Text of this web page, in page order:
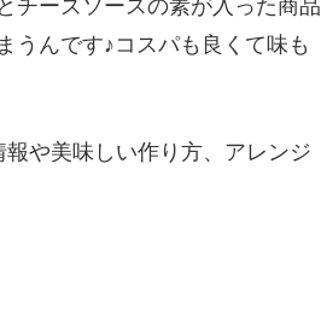
チーズソースの素が入った商品
うんです♪コスパも良くて味も
や美味しい作り方、アレンジ